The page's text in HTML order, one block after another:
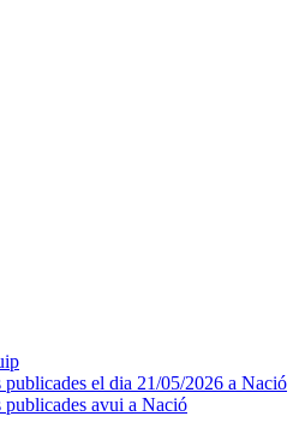
publicades el dia 21/05/2026 a Nació
publicades avui a Nació